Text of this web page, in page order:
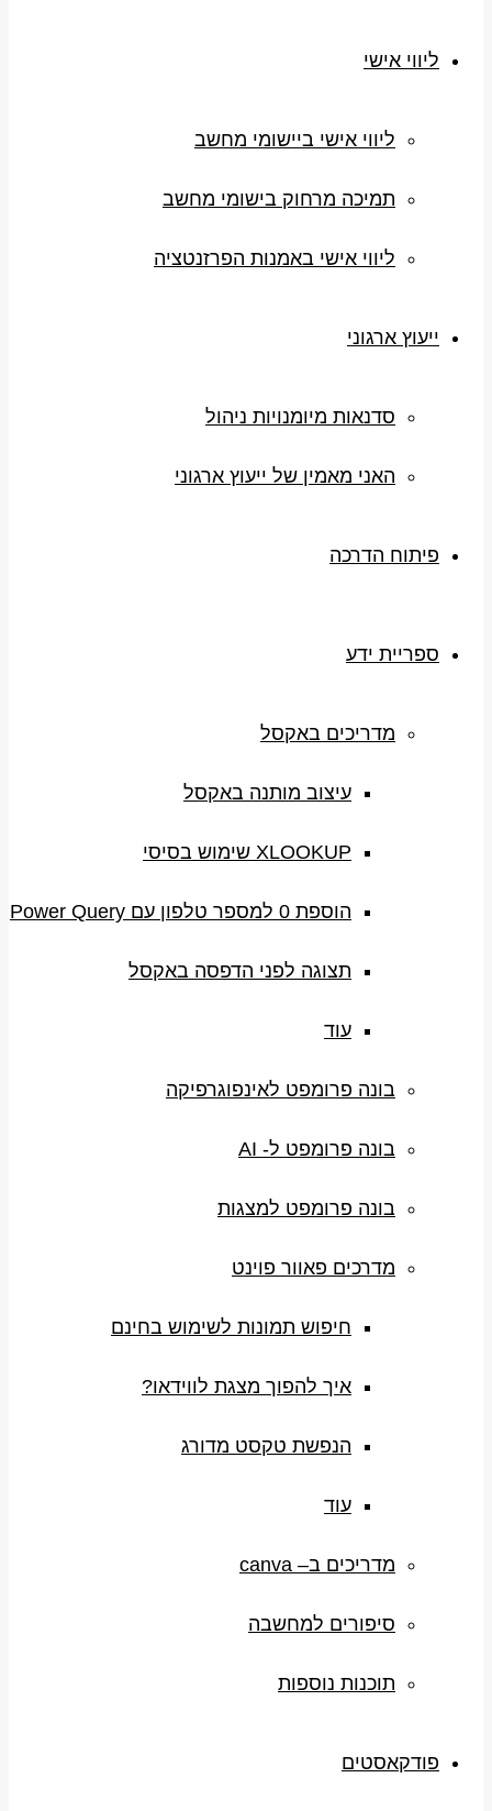
ליווי אישי
ליווי אישי ביישומי מחשב
תמיכה מרחוק בישומי מחשב
ליווי אישי באמנות הפרזנטציה
ייעוץ ארגוני
סדנאות מיומנויות ניהול
האני מאמין של ייעוץ ארגוני
פיתוח הדרכה
ספריית ידע
מדריכים באקסל
עיצוב מותנה באקסל
XLOOKUP שימוש בסיסי
הוספת 0 למספר טלפון עם Power Query
תצוגה לפני הדפסה באקסל
עוד
בונה פרומפט לאינפוגרפיקה
בונה פרומפט ל- AI
בונה פרומפט למצגות
מדרכים פאוור פוינט
חיפוש תמונות לשימוש בחינם
איך להפוך מצגת לווידאו?
הנפשת טקסט מדורג
עוד
מדריכים ב– canva
סיפורים למחשבה
תוכנות נוספות
פודקאסטים